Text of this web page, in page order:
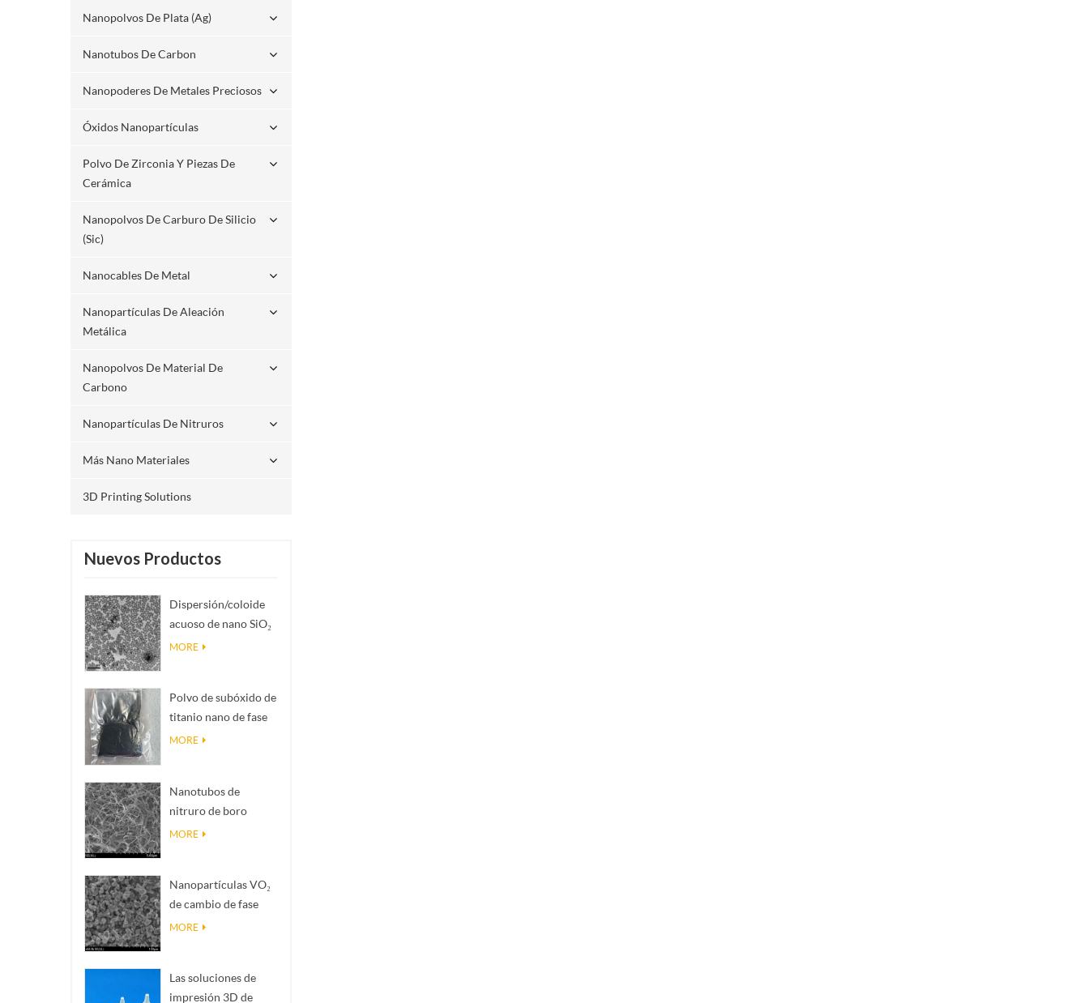
Nanopolvos De Plata (ag)
Nanotubos De Carbon
Nanopoderes De Metales Preciosos
Óxidos Nanopartículas
Polvo De Zirconia Y Piezas De
Cerámica
Nanopolvos De Carburo De Silicio
(sic)
Nanocables De Metal
Nanopartículas De Aleación
Metálica
Nanopolvos De Material De
Carbono
Nanopartículas De Nitruros
Más Nano Materiales
3D Printing Solutions
Nuevos Productos
Dispersión/coloide
acuoso de nano SiO₂
esférico
MORE
Polvo de subóxido de
titanio nano de fase
Magnéli Ti₄O₇
MORE
Nanotubos de
nitruro de boro
(BNNTs): rellenos de
térmica
MORE
Nanopartículas VO₂
de cambio de fase
inteligente: respuesta
MORE
Las soluciones de
impresión 3D de